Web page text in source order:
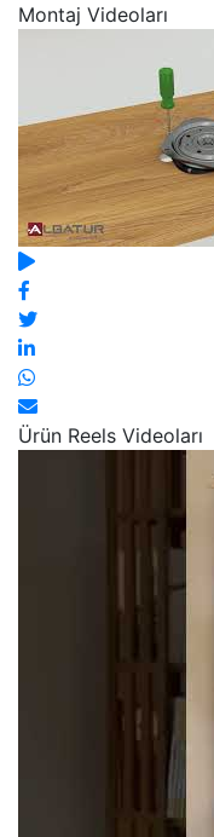
Montaj Videoları
Ürün Reels Videoları